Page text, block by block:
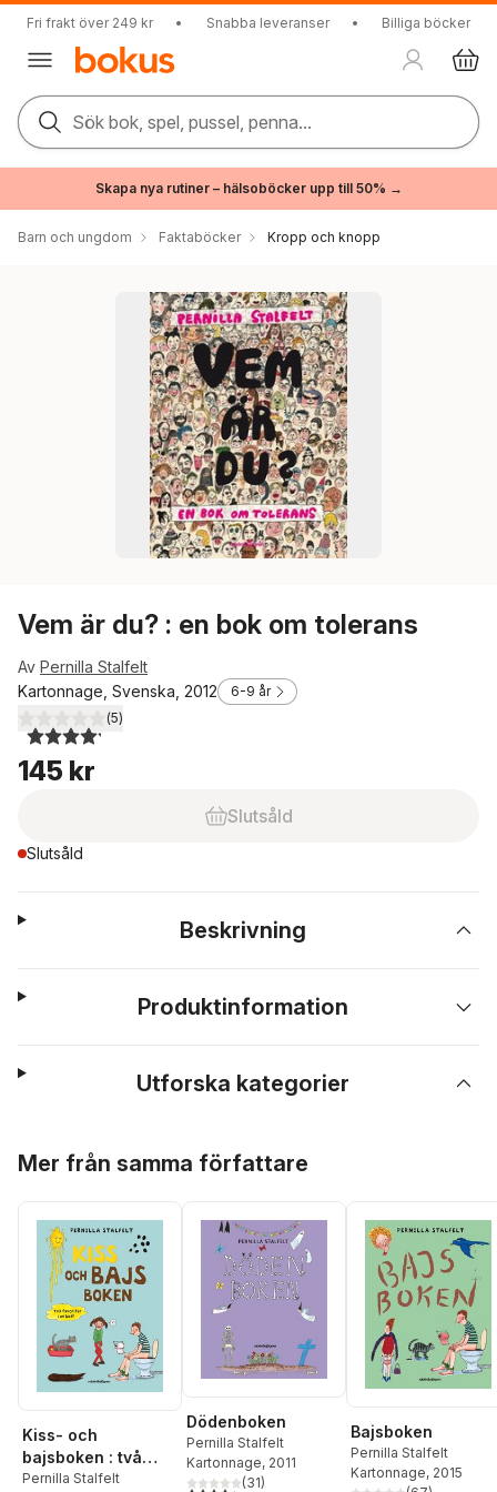
Fri frakt över 249 kr • Snabba leveranser • Billiga böcker
Sök bok, spel, pussel, penna...
Skapa nya rutiner – hälsoböcker upp till 50% →
Barn och ungdom Faktaböcker Kropp och knopp
Vem är du? : en bok om tolerans
Av Pernilla Stalfelt
Kartonnage, Svenska, 2012
6-9 år
4,2utav 5 stjärnor. Totalt antal röster:
(5)
145 kr
Slutsåld
Slutsåld
Beskrivning
Produktinformation
Utforska kategorier
Mer från samma författare
Kiss- och
bajsboken : två
favoriter i en bok!
Pernilla Stalfelt
Dödenboken
Pernilla Stalfelt
Kartonnage, 2011
(31)
Bajsboken
Pernilla Stalfelt
Kartonnage, 2015